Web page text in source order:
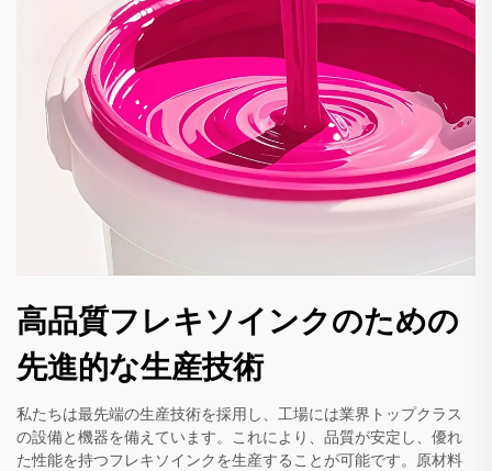
高品質フレキソインクのための
先進的な生産技術
私たちは最先端の生産技術を採用し、工場には業界トップクラス
の設備と機器を備えています。これにより、品質が安定し、優れ
た性能を持つフレキソインクを生産することが可能です。原材料